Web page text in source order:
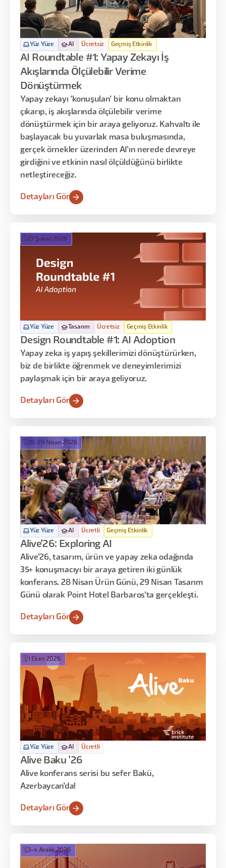
Yüz Yüze AI Ücretsiz Geçmiş Etkinlik
AI Roundtable #1: Yapay Zekayı İş
Akışlarında Ölçülebilir Verime
Dönüştürmek
Yapay zekayı 'konuşulan' bir konu olmaktan
çıkarıp, iş akışlarında ölçülebilir verime
dönüştürmek için bir araya geliyoruz. Kahvaltı ile
başlayacak bu yuvarlak masa buluşmasında,
gerçek örnekler üzerinden AI'ın nerede devreye
girdiğini ve etkinin nasıl ölçüldüğünü birlikte
netleştireceğiz.
Detayları Gör
Yüz Yüze Tasarım Ücretsiz Geçmiş Etkinlik
🗓️27 Şubat 2026
Design Roundtable #1: AI Adoption
​Yapay zeka iş yapış şekillerimizi dönüştürürken,
biz de birlikte öğrenmek ve deneyimlerimizi
paylaşmak için bir araya geliyoruz.
Detayları Gör
Yüz Yüze AI Ücretli Geçmiş Etkinlik
🗓️28-29 Nisan 2026
Alive'26: Exploring AI
Alive'26, tasarım, ürün ve yapay zeka odağında
35+ konuşmacıyı bir araya getiren iki günlük
konferans. 28 Nisan Ürün Günü, 29 Nisan Tasarım
Günü olarak Point Hotel Barbaros'ta gerçekleşti.
Detayları Gör
Yüz Yüze AI Ücretli
🗓️1 Ekim 2026
Alive Baku '26
Alive konferans serisi bu sefer Bakü,
Azerbaycan'da!
Detayları Gör
🗓️3-4 Aralık 2026